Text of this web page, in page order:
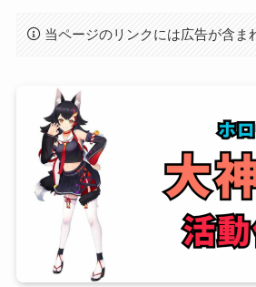
当ページのリンクには広告が含ま